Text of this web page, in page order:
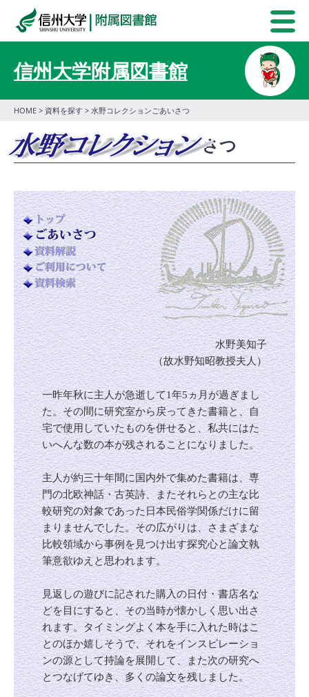
信州大学附属図書館
HOME > 資料を探す > 水野コレクションごあいさつ
水野コレクションごあいさつ
水野美知子
（故水野知昭教授夫人）
一昨年秋に主人が急逝して1年5ヵ月が過ぎまし
た。その間に研究室から戻ってきた書籍と、自
宅で使用していたものを併せると、私共にはた
いへんな数の本が残されることになりました。
主人が約三十年間に国内外で集めた書籍は、専
門の北欧神話・古英詩、またそれらとの主な比
較研究の対象であった日本民俗学関係だけに留
まりませんでした。その広がりは、さまざまな
比較領域から事例を見つけ出す探究心と論文執
筆意欲ゆえと思われます。
見返しの遊びに記された購入の日付・書店名な
どを目にすると、その当時が懐かしく思い出さ
れます。タイミングよく本を手に入れた時はこ
とのほか嬉しそうで、それをインスピレーショ
ンの源として持論を展開して、また次の研究へ
とつなげてゆき、多くの論文を残しました。